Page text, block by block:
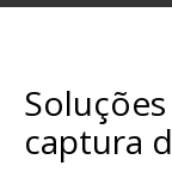
captura